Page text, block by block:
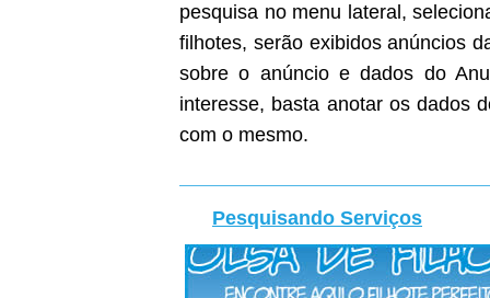
pesquisa no menu lateral,
filhotes, serão exibidos anúncios
sobre o anúncio e dados do
interesse, basta anotar os dados
com o mesmo.
Pesquisando Serviços